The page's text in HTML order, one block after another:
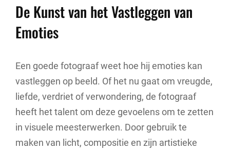
De Kunst van het Vastleggen van
Emoties
Een goede fotograaf weet hoe hij emoties kan
vastleggen op beeld. Of het nu gaat om vreugde,
liefde, verdriet of verwondering, de fotograaf
heeft het talent om deze gevoelens om te zetten
in visuele meesterwerken. Door gebruik te
maken van licht, compositie en zijn artistieke